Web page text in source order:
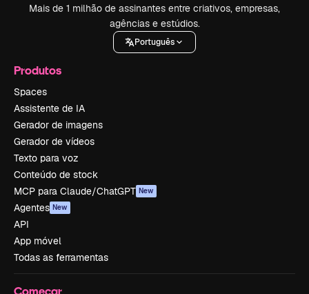
Mais de 1 milhão de assinantes entre criativos, empresas,
agências e estúdios.
Português
Produtos
Spaces
Assistente de IA
Gerador de imagens
Gerador de vídeos
Texto para voz
Conteúdo de stock
MCP para Claude/ChatGPT New
Agentes New
API
App móvel
Todas as ferramentas
Começar